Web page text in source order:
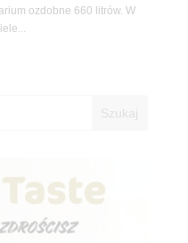
ozdobne 660 litrów. W